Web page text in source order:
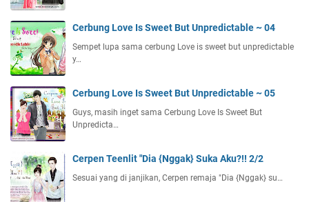
Cerbung Love Is Sweet But Unpredictable ~ 04
Sempet lupa sama cerbung Love is sweet but unpredictable
y…
Cerbung Love Is Sweet But Unpredictable ~ 05
Guys, masih inget sama Cerbung Love Is Sweet But
Unpredicta…
Cerpen Teenlit "Dia {Nggak} Suka Aku?!! 2/2
Sesuai yang di janjikan, Cerpen remaja "Dia {Nggak} su…